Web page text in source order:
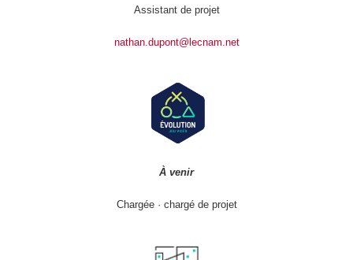
Assistant de projet
nathan.dupont@lecnam.net
À venir
Chargée · chargé de projet